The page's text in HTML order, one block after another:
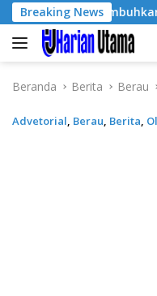
Langsung
ke
konten
Breaking News
3, Tumbuhkan Jiwa
Beranda Berita Berau
Advetorial, Berau, Berita,